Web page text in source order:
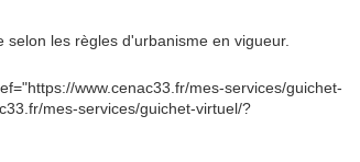
les règles d'urbanisme en vigueur.
www.cenac33.fr/mes-services/guichet-
mes-services/guichet-virtuel/?